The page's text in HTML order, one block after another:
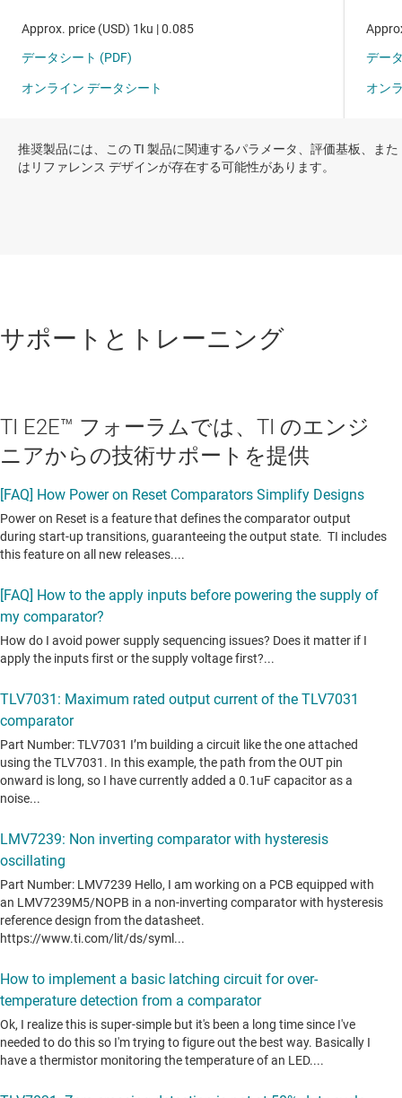
推奨製品には、この TI 製品に関連するパラメータ、評価基板、また
はリファレンス デザインが存在する可能性があります。
サポートとトレーニング
TI E2E™ フォーラムでは、TI のエンジ
ニアからの技術サポートを提供